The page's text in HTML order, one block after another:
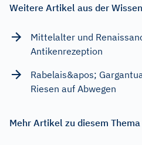
Weitere Artikel aus der
Mittelalter und
Antikenrezeption
Rabelais&apos;
Riesen auf Abwegen
Mehr Artikel zu diesem Thema